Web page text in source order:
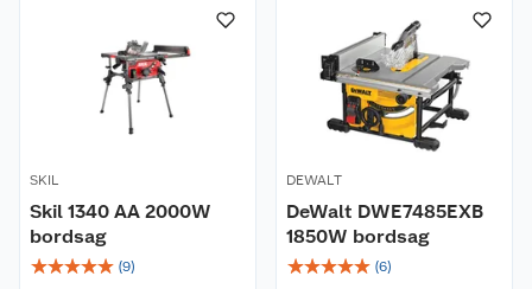
SKIL
Skil 1340 AA 2000W
bordsag
☆☆☆☆☆ (9)
DEWALT
DeWalt DWE7485EXB
1850W bordsag
☆☆☆☆☆ (6)